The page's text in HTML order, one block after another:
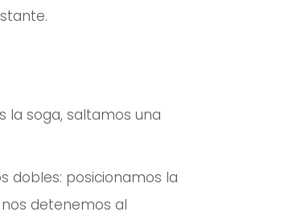
la soga, saltamos una
dobles: posicionamos la
detenemos al